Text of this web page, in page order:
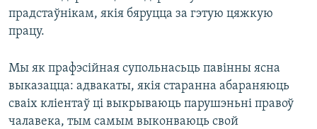
прадстаўнікам, якія бяруцца за гэтую цяжкую
працу.
Мы як прафэсійная супольнасьць павінны ясна
выказацца: адвакаты, якія старанна абараняюць
сваіх кліентаў ці выкрываюць парушэньні правоў
чалавека, тым самым выконваюць свой